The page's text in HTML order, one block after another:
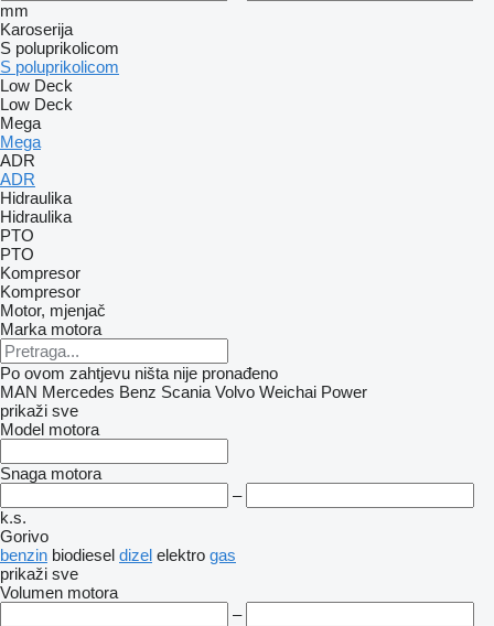
mm
Karoserija
S poluprikolicom
S poluprikolicom
Low Deck
Low Deck
Mega
Mega
ADR
ADR
Hidraulika
Hidraulika
PTO
PTO
Kompresor
Kompresor
Motor, mjenjač
Marka motora
Po ovom zahtjevu ništa nije pronađeno
MAN Mercedes Benz Scania Volvo Weichai Power
prikaži sve
Model motora
Snaga motora
–
k.s.
Gorivo
benzin biodiesel dizel elektro gas
prikaži sve
Volumen motora
–